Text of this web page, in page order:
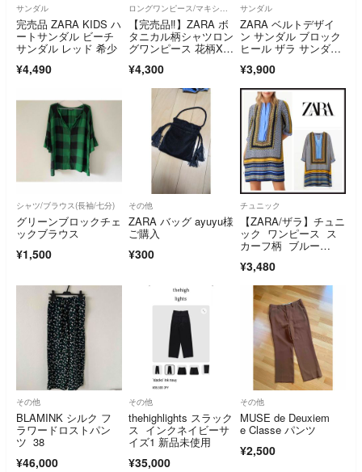
サンダル
完売品 ZARA KIDS ハ
ートサンダル ビーチ
サンダル レッド 希少
¥4,490
ロングワンピース/マキシワンピース
【完売品‼️】ZARA ボ
タニカル柄シャツロン
グワンピース 花柄XS
¥4,300
サンダル
ZARA ベルトデザイ
ン サンダル ブロック
ヒール ザラ サンダ
¥3,900
シャツ/ブラウス(長袖/七分)
グリーンブロックチェ
ックブラウス
¥1,500
その他
ZARA バッグ ayuyu様
ご購入
¥300
チュニック
【ZARA/ザラ】チュニ
ック ワンピース ス
カーフ柄 ブルー
¥3,480
その他
BLAMINK シルク フ
ラワードロストパン
ツ 38
¥46,000
その他
thehighlights スラック
ス インクネイビーサ
イズ1 新品未使用
¥35,000
その他
MUSE de Deuxiem
e Classe パンツ
¥2,500